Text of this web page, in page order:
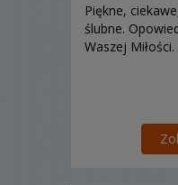
Piękne,
ślubne.
Waszej Miłości.